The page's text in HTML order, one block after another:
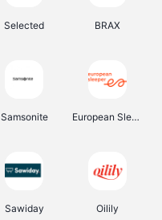
Selected BRAX
Samsonite European Sleeper
Sawiday Oilily